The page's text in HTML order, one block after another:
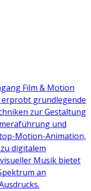
Film & Motion
grundlegende
zur Gestaltung
und
Motion-Animation,
digitalem
Musik bietet
an